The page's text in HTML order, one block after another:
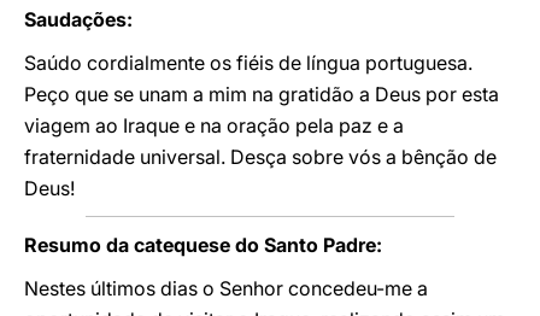
Saudações:
Saúdo cordialmente os fiéis de língua portuguesa.
Peço que se unam a mim na gratidão a Deus por esta
viagem ao Iraque e na oração pela paz e a
fraternidade universal. Desça sobre vós a bênção de
Deus!
Resumo da catequese do Santo Padre:
Nestes últimos dias o Senhor concedeu-me a